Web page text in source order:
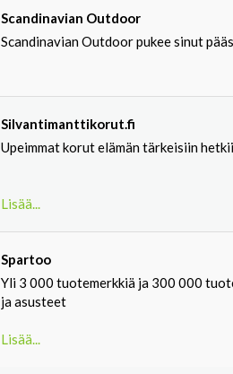
Scandinavian Outdoor
Scandinavian Outdoor pukee sinut
Silvantimanttikorut.fi
Upeimmat korut elämän tärkeisiin
Lisää...
Spartoo
Yli 3 000 tuotemerkkiä ja 300 000
ja asusteet
Lisää...